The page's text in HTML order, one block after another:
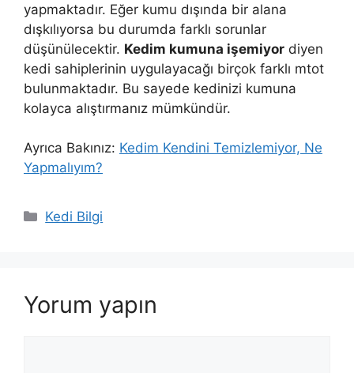
yapmaktadır. Eğer kumu dışında bir alana
dışkılıyorsa bu durumda farklı sorunlar
düşünülecektir. Kedim kumuna işemiyor diyen
kedi sahiplerinin uygulayacağı birçok farklı mtot
bulunmaktadır. Bu sayede kedinizi kumuna
kolayca alıştırmanız mümkündür.
Ayrıca Bakınız: Kedim Kendini Temizlemiyor, Ne
Yapmalıyım?
Kategoriler
Kedi Bilgi
Yorum yapın